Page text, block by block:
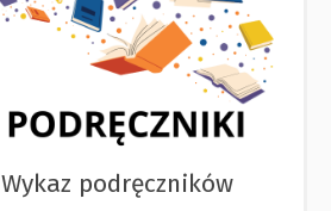
Wykaz podręczników